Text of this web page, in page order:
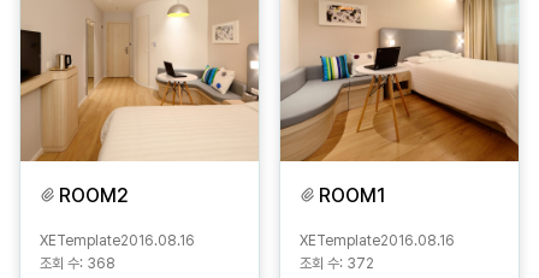
ROOM2
XETemplate2016.08.16
조회 수: 368
ROOM1
XETemplate2016.08.16
조회 수: 372